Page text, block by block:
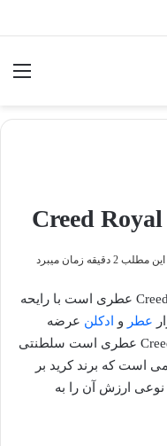
2 دقیقه زمان میبرد
عطر ادکلن کرید رویال عود-Creed Royal Oud عطری است با رایحه
عطر و ادکلن عرضه
رویال عود-Creed Royal Oudd عطری است سلطنتی
است که برند کرید بر
نوعی ارزش آن را به